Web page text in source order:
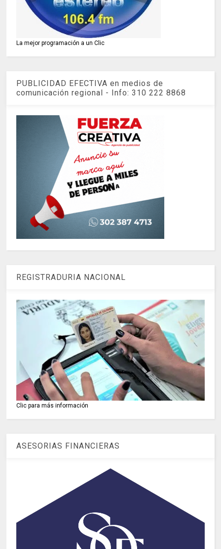
La mejor programación a un Clic
PUBLICIDAD EFECTIVA en medios de
comunicación regional - Info: 310 222 8868
REGISTRADURIA NACIONAL
Clic para más información
ASESORIAS FINANCIERAS